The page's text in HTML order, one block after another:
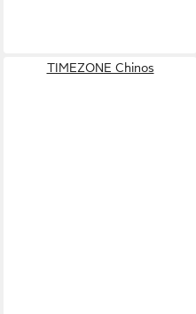
TIMEZONE Chinos